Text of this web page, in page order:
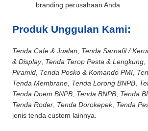
branding perusahaan Anda.
Produk Unggulan Kami:
Tenda Cafe & Jualan Tenda Sarnafil /
& Display, Tenda Terop Pesta & Lengkung
Piramid Tenda Posko & Komando PMI
Tenda Membrane Tenda Lorong BNPB
Tenda Doem BNPB Tenda BNPB Tenda
Tenda Roder Tenda Dorokepek, Tenda
jenis tenda custom lainnya.